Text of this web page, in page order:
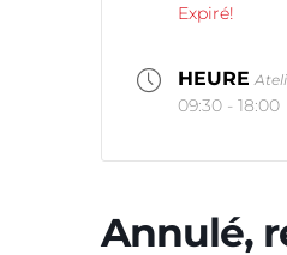
Expiré!
HEURE
09:30 - 18:00
Annulé,